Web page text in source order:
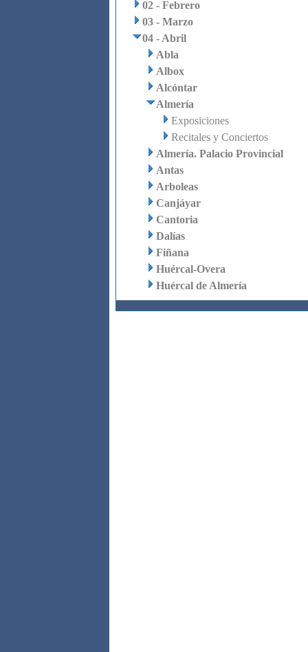
02 - Febrero
03 - Marzo
04 - Abril
Abla
Albox
Alcóntar
Almería
Exposiciones
Recitales y Conciertos
Almería. Palacio Provincial
Antas
Arboleas
Canjáyar
Cantoria
Dalías
Fiñana
Huércal-Overa
Huércal de Almería